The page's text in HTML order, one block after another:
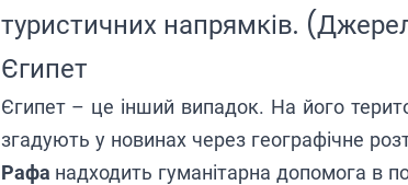
туристичних напрямків.
Єгипет
Єгипет – це інший випадок. На його
згадують у новинах через географічне
Рафа надходить гуманітарна допомога в